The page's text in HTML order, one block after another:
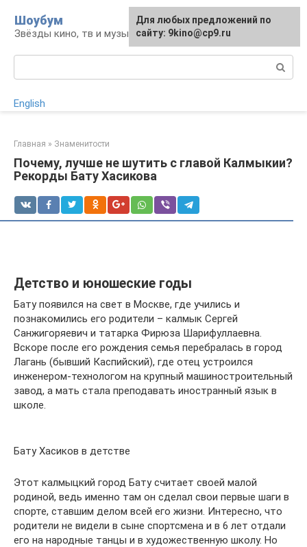
контенту
Шоубум
Звёзды кино, тв и музыки
English
Главная » Знаменитости
Почему, лучше не шутить с главой Калмыкии?
Рекорды Бату Хасикова
Детство и юношеские годы
Бату появился на свет в Москве, где учились и
познакомились его родители – калмык Сергей
Санжигоряевич и татарка Фирюза Шарифуллаевна.
Вскоре после его рождения семья перебралась в город
Лагань (бывший Каспийский), где отец устроился
инженером-технологом на крупный машиностроительный
завод, а мать стала преподавать иностранный язык в
школе.
Бату Хасиков в детстве
Этот калмыцкий город Бату считает своей малой
родиной, ведь именно там он сделал свои первые шаги в
спорте, ставшим делом всей его жизни. Интересно, что
родители не видели в сыне спортсмена и в 6 лет отдали
его на народные танцы и в художественную школу. Но
Для любых предложений по
сайту: 9kino@cp9.ru